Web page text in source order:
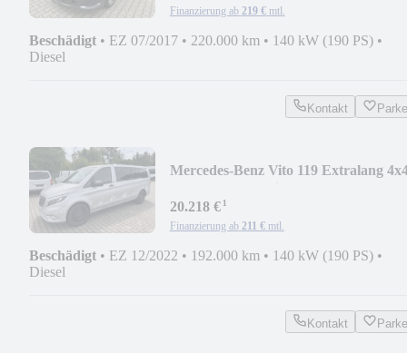
Finanzierung ab 219 € mtl.
Beschädigt • EZ 07/2017 • 220.000 km • 140 kW (190 PS) •
Diesel
Kontakt
Mercedes-Benz Vito 119 Extralang
20.218 €¹
Finanzierung ab 211 € mtl.
Beschädigt • EZ 12/2022 • 192.000 km • 140 kW (190 PS) •
Diesel
Kontakt